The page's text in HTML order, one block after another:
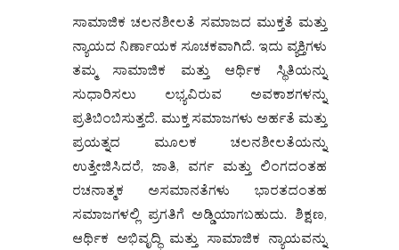
ಸಾಮಾಜಿಕ ಚಲನಶೀಲತೆ ಸಮಾಜದ ಮುಕ್ತತೆ ಮತ್ತು
ನ್ಯಾಯದ ನಿರ್ಣಾಯಕ ಸೂಚಕವಾಗಿದೆ. ಇದು ವ್ಯಕ್ತಿಗಳು
ತಮ್ಮ ಸಾಮಾಜಿಕ ಮತ್ತು ಆರ್ಥಿಕ ಸ್ಥಿತಿಯನ್ನು
ಸುಧಾರಿಸಲು ಲಭ್ಯವಿರುವ ಅವಕಾಶಗಳನ್ನು
ಪ್ರತಿಬಿಂಬಿಸುತ್ತದೆ. ಮುಕ್ತ ಸಮಾಜಗಳು ಅರ್ಹತೆ ಮತ್ತು
ಪ್ರಯತ್ನದ ಮೂಲಕ ಚಲನಶೀಲತೆಯನ್ನು
ಉತ್ತೇಜಿಸಿದರೆ, ಜಾತಿ, ವರ್ಗ ಮತ್ತು ಲಿಂಗದಂತಹ
ರಚನಾತ್ಮಕ ಅಸಮಾನತೆಗಳು ಭಾರತದಂತಹ
ಸಮಾಜಗಳಲ್ಲಿ ಪ್ರಗತಿಗೆ ಅಡ್ಡಿಯಾಗಬಹುದು. ಶಿಕ್ಷಣ,
ಆರ್ಥಿಕ ಅಭಿವೃದ್ಧಿ ಮತ್ತು ಸಾಮಾಜಿಕ ನ್ಯಾಯವನ್ನು